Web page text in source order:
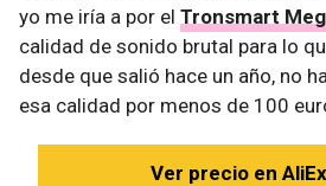
yo me iría a por el Tronsmart
calidad de sonido brutal para lo
desde que salió hace un año, no
esa calidad por menos de 100
Ver precio en